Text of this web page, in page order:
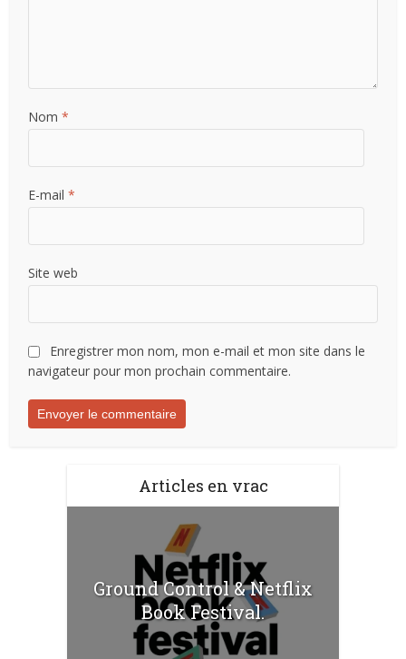
Nom*
E-mail*
Site web
Enregistrer mon nom, mon e-mail et mon site dans le
navigateur pour mon prochain commentaire.
Articles en vrac
Ground Control & Netflix
Book Festival.